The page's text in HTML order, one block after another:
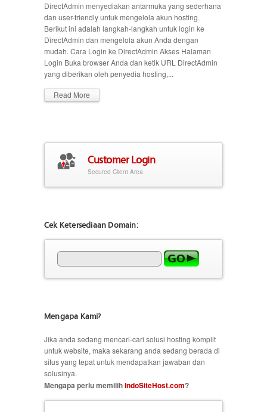
DirectAdmin menyediakan antarmuka yang sederhana
dan user-friendly untuk mengelola akun hosting.
Berikut ini adalah langkah-langkah untuk login ke
DirectAdmin dan mengelola akun Anda dengan
mudah. Cara Login ke DirectAdmin Akses Halaman
Login Buka browser Anda dan ketik URL DirectAdmin
yang diberikan oleh penyedia hosting,...
Read More
Customer Login
Secured Client Area
Cek Ketersediaan Domain:
Mengapa Kami?
Jika anda sedang mencari-cari solusi hosting komplit
untuk website, maka sekarang anda sedang berada di
situs yang tepat untuk mendapatkan jawaban dan
solusinya.
Mengapa perlu memilihIndoSiteHost.com?